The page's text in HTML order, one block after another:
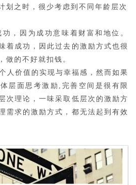
划之时，很少考虑到不同年龄层次
，因为成功意味着财富和地位。
着成功，因此过去的激励方式也很
做的不好就扣钱。
人价值的实现与幸福感，然而如果
层面思考激励,完善空间是很有限
次理论，一味采取低层次的激励方
需求的激励方式，都无法起到有效